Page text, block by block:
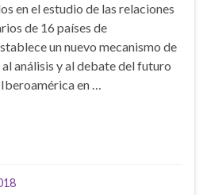
en el estudio de las relaciones
de 16 países de
un nuevo mecanismo de
análisis y al debate del futuro
en …